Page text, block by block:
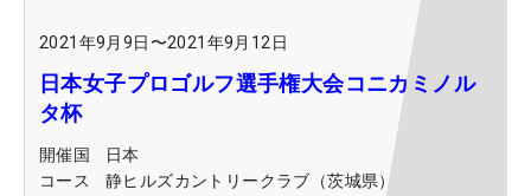
2021年9月9日 〜2021年9月12日
日本女子プロゴルフ選手権大会コニカミノル
タ杯
開催国
日本
コース
静ヒルズカントリークラブ（茨城県）